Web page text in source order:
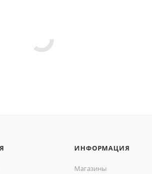
ИНФОРМАЦИЯ
Магазины